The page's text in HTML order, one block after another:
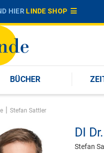
HIERLINDE SHOP
BÜCHER
| Stefan Sattler
DI Dr.
Stefan